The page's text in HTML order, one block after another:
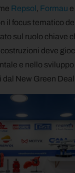
Repsol , Formau
il focus tematico
sul ruolo chiave
deve
e nello
New Green